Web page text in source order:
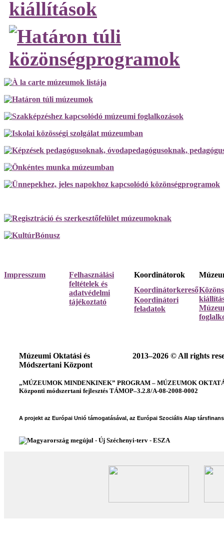
Impresszum
Felhasználási
feltételek és
adatvédelmi
tájékoztató
Koordinátorok
Koordinátorkereső
Koordinátori
feladatok
Múzeumi Oktatási és
Módszertani Központ
2013–2026 © All rights
„MÚZEUMOK MINDENKINEK” PROGRAM – MÚZEUMOK
Központi módszertani fejlesztés TÁMOP–3.2.8/A-08-2008-0002
A projekt az Európai Unió támogatásával, az Európai Szociális Alap